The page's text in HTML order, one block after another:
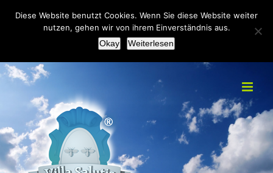
+49(0)2151 451092 info@villa-salutis.de
Facebook
Diese Website benutzt Cookies. Wenn Sie diese Website weiter
nutzen, gehen wir von ihrem Einverständnis aus.
Okay
Weiterlesen